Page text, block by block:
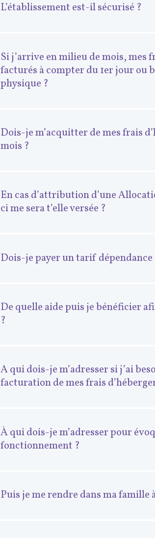
L’établissement est-il sécurisé ?
Si j’arrive en milieu de mois, mes
facturés à compter du 1er jour ou
physique ?
Dois-je m’acquitter de mes frais
mois ?
En cas d’attribution d’une
ci me sera t’elle versée ?
Dois-je payer un tarif dépendance
De quelle aide puis je bénéficier
?
A qui dois-je m’adresser si j’ai
facturation de mes frais
À qui dois-je m’adresser pour
fonctionnement ?
Puis je me rendre dans ma famille